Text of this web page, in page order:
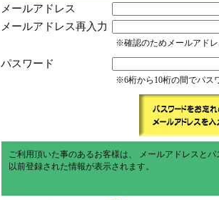
メールアドレス
メールアドレス再入力
※確認のためメールアド
パスワード
※6桁から10桁の間でパス
ご利用頂いた事のあるお客様は、 メールアドレスと
以前登録された情報が表示されます。